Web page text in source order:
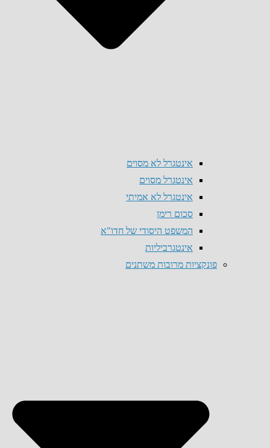
אינטגרל לא מסוים
אינטגרל מסוים
אינטגרל לא אמיתי
סכום רימן
המשפט היסודי של חדו"א
אינטגרביליות
פונקציות מרובות משתנים